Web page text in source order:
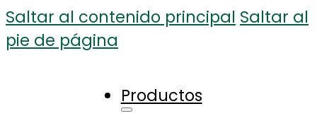
Saltar al contenido principal Saltar al
pie de página
Productos